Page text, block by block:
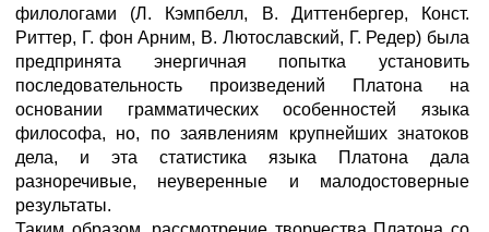
филологами (Л. Кэмпбелл, В. Диттенбергер, Конст.
Риттер, Г. фон Арним, В. Лютославский, Г. Редер) была
предпринята энергичная попытка установить
последовательность произведений Платона на
основании грамматических особенностей языка
философа, но, по заявлениям крупнейших знатоков
дела, и эта статистика языка Платона дала
разноречивые, неуверенные и малодостоверные
результаты.